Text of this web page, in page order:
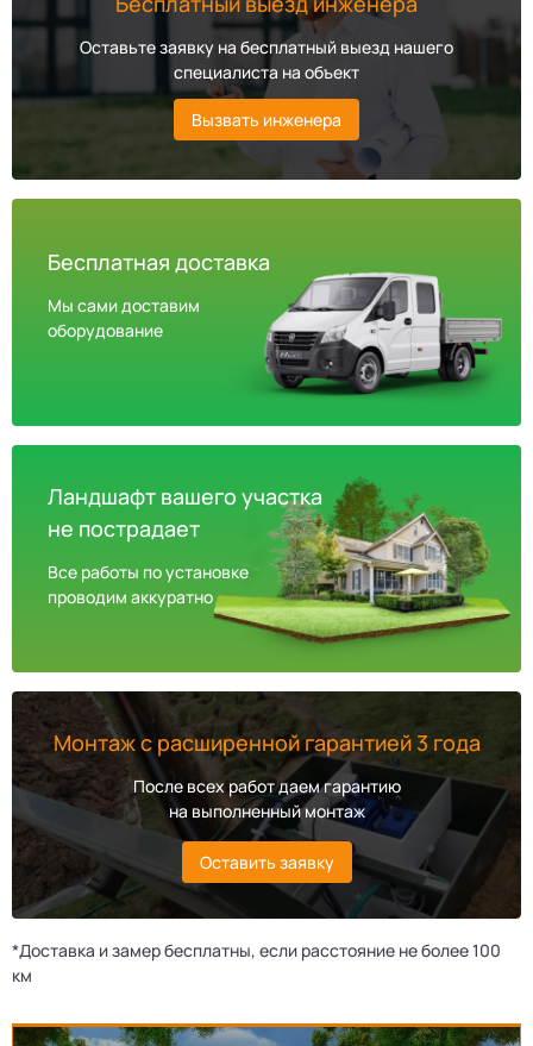
Оставьте заявку на бесплатный выезд нашего
специалиста на объект
Вызвать инженера
Бесплатная доставка
Мы сами доставим
оборудование
Ландшафт вашего участка
не пострадает
Все работы по установке
проводим аккуратно
Монтаж с расширенной гарантией 3 года
После всех работ даем гарантию
на выполненный монтаж
Оставить заявку
*Доставка и замер бесплатны, если расстояние не более 100
км